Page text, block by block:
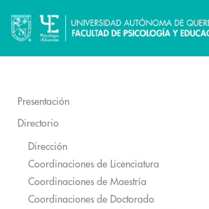
Presentación
Directorio
Dirección
Coordinaciones de Licenciatura
Coordinaciones de Maestría
Coordinaciones de Doctorado